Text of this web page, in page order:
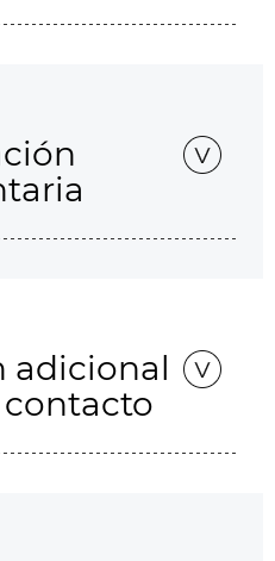
adicional